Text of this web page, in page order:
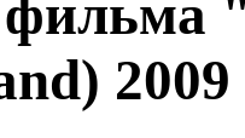
2009